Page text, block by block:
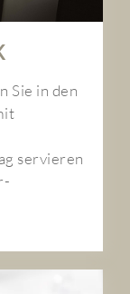
Sie in den
servieren